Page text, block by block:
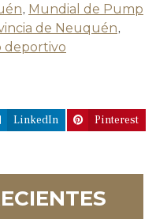
, Mundial de Pump
de Neuquén,
deportivo
LinkedIn
Pinterest